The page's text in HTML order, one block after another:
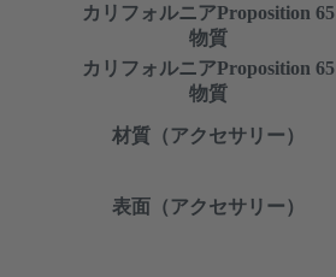
カリフォルニアProposition 65
物質
カリフォルニアProposition 65
物質
材質（アクセサリー）
表面（アクセサリー）